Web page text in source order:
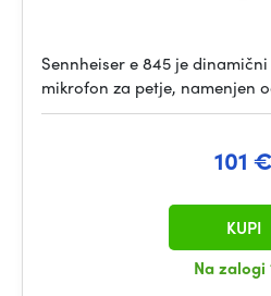
Sennheiser e 845 je
mikrofon za petje, namenjen
101 €
Na zalogi
KUPI